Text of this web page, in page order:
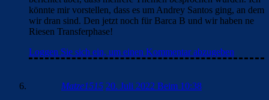
könnte mir vorstellen, dass es um Andrey Santos ging, an dem
wir dran sind. Den jetzt noch für Barca B und wir haben ne
Riesen Transferphase!
Loggen Sie sich ein, um einen Kommentar abzugeben
Matze1515 20. Juli 2022 Beim 10:38